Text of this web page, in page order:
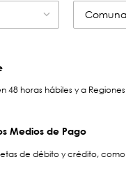
Comuna
48 horas hábiles y a
Medios de Pago
de débito y crédito,